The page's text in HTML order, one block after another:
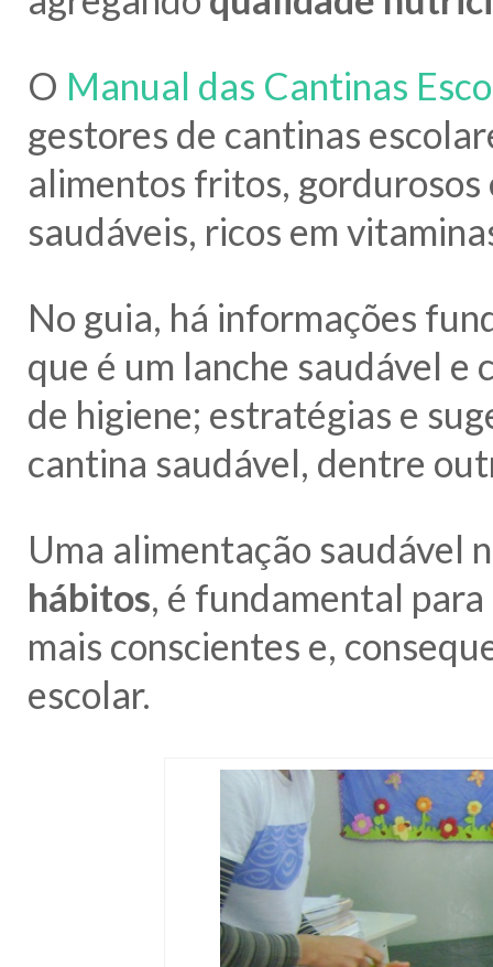
O Manual das Cantinas
gestores de cantinas
alimentos fritos, gordurosos
saudáveis, ricos em
No guia, há informações
que é um lanche saudável
de higiene; estratégias e
cantina saudável, dentre
Uma alimentação saudável
hábitos, é fundamental
mais conscientes e,
escolar.